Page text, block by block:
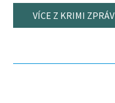
VÍCE Z KRIMI ZPRÁV